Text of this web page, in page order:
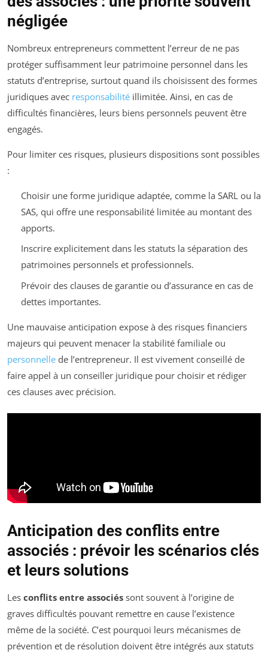
négligée
Nombreux entrepreneurs commettent l’erreur de ne pas
protéger suffisamment leur patrimoine personnel dans les
statuts d’entreprise, surtout quand ils choisissent des formes
juridiques avec responsabilité illimitée. Ainsi, en cas de
difficultés financières, leurs biens personnels peuvent être
engagés.
Pour limiter ces risques, plusieurs dispositions sont possibles
:
Choisir une forme juridique adaptée, comme la SARL ou la
SAS, qui offre une responsabilité limitée au montant des
apports.
Inscrire explicitement dans les statuts la séparation des
patrimoines personnels et professionnels.
Prévoir des clauses de garantie ou d’assurance en cas de
dettes importantes.
Une mauvaise anticipation expose à des risques financiers
majeurs qui peuvent menacer la stabilité familiale ou
personnelle de l’entrepreneur. Il est vivement conseillé de
faire appel à un conseiller juridique pour choisir et rédiger
ces clauses avec précision.
Anticipation des conflits entre
associés : prévoir les scénarios clés
et leurs solutions
Les conflits entre associés sont souvent à l’origine de
graves difficultés pouvant remettre en cause l’existence
même de la société. C’est pourquoi leurs mécanismes de
prévention et de résolution doivent être intégrés aux statuts